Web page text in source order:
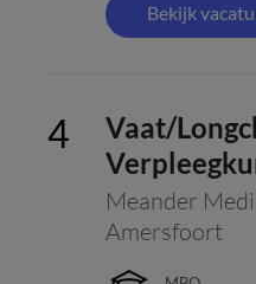
Bekijk
Vaat/
Meander
Amersfoort